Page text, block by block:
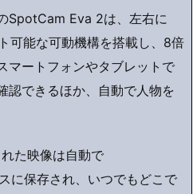
SpotCam Eva 2は、左右に
可能な可動機構を搭載し、8倍
マートフォンやタブレットで
認できるほか、自動で人物を
た映像は自動で
に保存され、いつでもどこで